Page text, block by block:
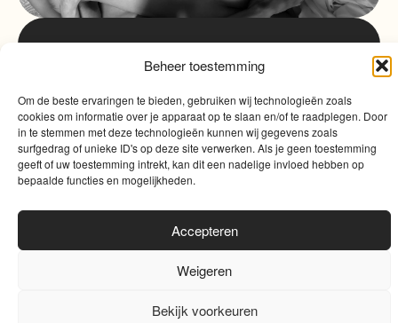
Beheer toestemming
Om de beste ervaringen te bieden, gebruiken wij technologieën zoals
cookies om informatie over je apparaat op te slaan en/of te raadplegen. Door
in te stemmen met deze technologieën kunnen wij gegevens zoals
surfgedrag of unieke ID's op deze site verwerken. Als je geen toestemming
geeft of uw toestemming intrekt, kan dit een nadelige invloed hebben op
bepaalde functies en mogelijkheden.
Accepteren
Weigeren
Bekijk voorkeuren
quality
time Contact
Algemene voorwaarden|Cookies